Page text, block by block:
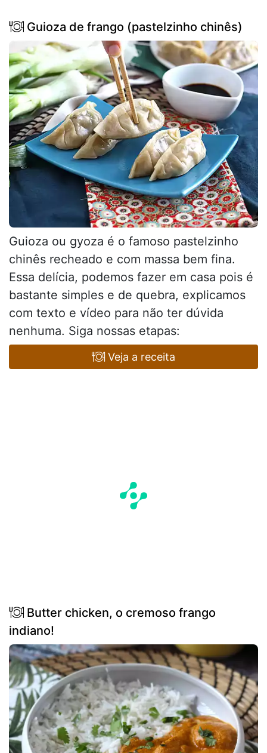
Guioza de frango (pastelzinho chinês)
Guioza ou gyoza é o famoso pastelzinho
chinês recheado e com massa bem fina.
Essa delícia, podemos fazer em casa pois é
bastante simples e de quebra, explicamos
com texto e vídeo para não ter dúvida
nenhuma. Siga nossas etapas:
Veja a receita
Butter chicken, o cremoso frango
indiano!